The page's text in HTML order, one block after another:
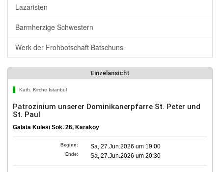
Lazaristen
Barmherzige Schwestern
Werk der Frohbotschaft Batschuns
Einzelansicht
Kath. Kirche Istanbul
Patrozinium unserer Dominikanerpfarre St. Peter und
St. Paul
Galata Kulesi Sok. 26, Karaköy
Beginn: Sa, 27.Jun.2026 um 19:00
Ende: Sa, 27.Jun.2026 um 20:30